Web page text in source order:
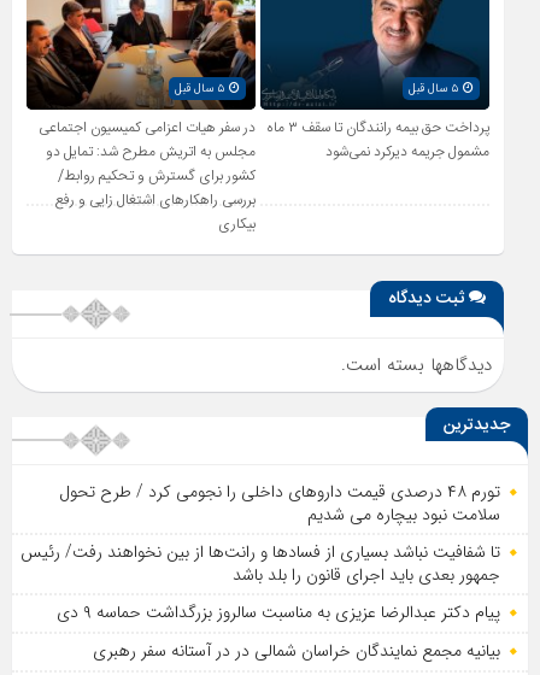
۵ سال قبل
پرداخت حق بیمه رانندگان تا سقف ۳ ماه
مشمول جریمه دیرکرد نمی‌شود
۵ سال قبل
در سفر هیات اعزامی کمیسیون اجتماعی
مجلس به اتریش مطرح شد: تمایل دو
کشور برای گسترش و تحکیم روابط/
بررسی راهکارهای اشتغال زایی و رفع
بیکاری
ثبت دیدگاه
دیدگاهها بسته است.
جدیدترین
تورم ۴۸ درصدی قیمت داروهای داخلی را نجومی کرد / طرح تحول
سلامت نبود بیچاره می شدیم
تا شفافیت نباشد بسیاری از فساد‌ها و رانت‌ها از بین نخواهند رفت/ رئیس
جمهور بعدی باید اجرای قانون را بلد باشد
پیام دکتر عبدالرضا عزیزی به مناسبت سالروز بزرگداشت حماسه ۹ دی
بیانیه مجمع نمایندگان خراسان شمالی در در آستانه سفر رهبری